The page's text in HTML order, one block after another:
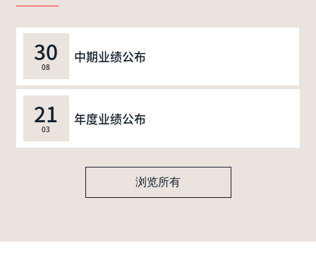
30
08
中期业绩公布
21
03
年度业绩公布
浏览所有